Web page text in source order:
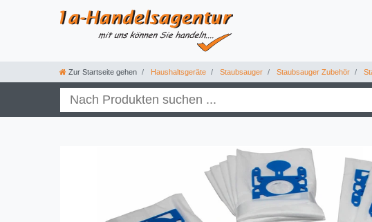
Zur Startseite gehen Haushaltsgeräte Staubsauger Staubsauger Zubehör